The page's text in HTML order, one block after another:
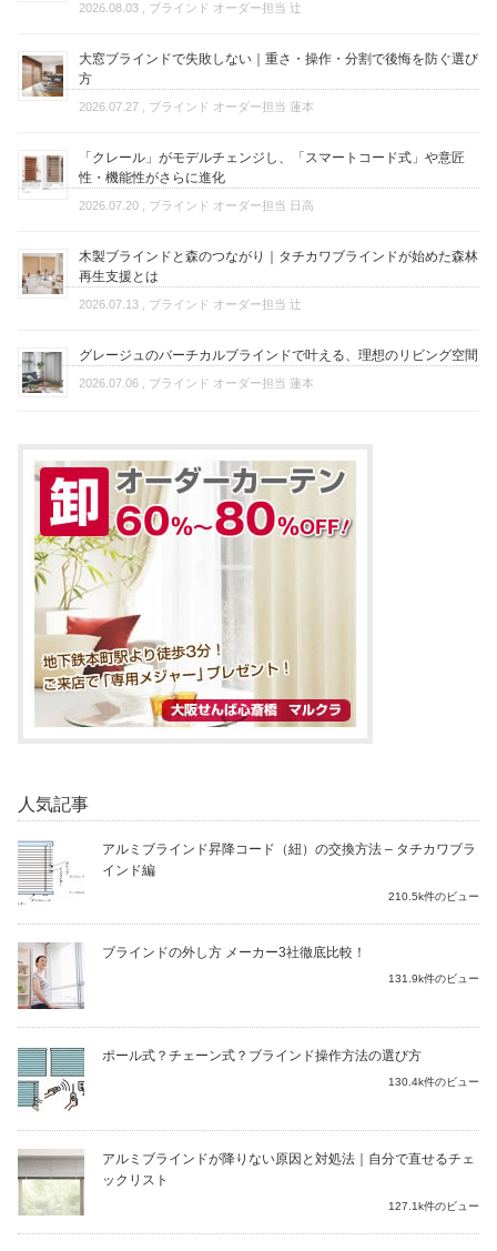
2026.08.03 , ブラインド オーダー担当 辻
大窓ブラインドで失敗しない｜重さ・操作・分割で後悔を防ぐ選び
方
2026.07.27 , ブラインド オーダー担当 蓮本
「クレール」がモデルチェンジし、「スマートコード式」や意匠
性・機能性がさらに進化
2026.07.20 , ブラインド オーダー担当 日高
木製ブラインドと森のつながり｜タチカワブラインドが始めた森林
再生支援とは
2026.07.13 , ブラインド オーダー担当 辻
グレージュのバーチカルブラインドで叶える、理想のリビング空間
2026.07.06 , ブラインド オーダー担当 蓮本
人気記事
アルミブラインド昇降コード（紐）の交換方法 – タチカワブラ
インド編
210.5k件のビュー
ブラインドの外し方 メーカー3社徹底比較！
131.9k件のビュー
ポール式？チェーン式？ブラインド操作方法の選び方
130.4k件のビュー
アルミブラインドが降りない原因と対処法｜自分で直せるチェ
ックリスト
127.1k件のビュー